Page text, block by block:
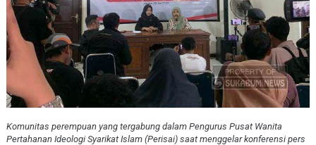
Komunitas perempuan yang tergabung dalam Pengurus Pusat Wanita
Pertahanan Ideologi Syarikat Islam (Perisai) saat menggelar konferensi pers